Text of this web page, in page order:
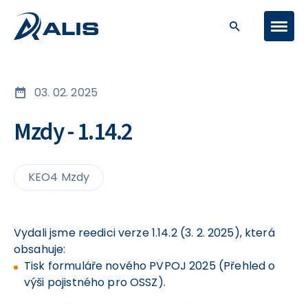
03. 02. 2025
Mzdy - 1.14.2
KEO4 Mzdy
Vydali jsme reedici verze 1.14.2 (3. 2. 2025), která
obsahuje:
Tisk formuláře nového PVPOJ 2025 (Přehled o
výši pojistného pro OSSZ).